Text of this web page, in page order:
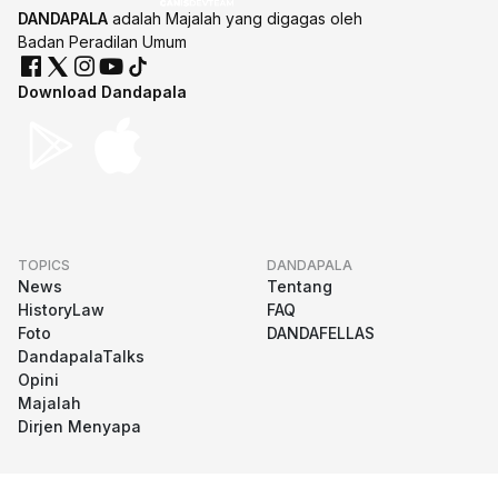
DANDAPALA adalah Majalah yang digagas oleh
Badan Peradilan Umum
Download Dandapala
TOPICS
News
HistoryLaw
Foto
DandapalaTalks
Opini
Majalah
Dirjen Menyapa
DANDAPALA
Tentang
FAQ
DANDAFELLAS